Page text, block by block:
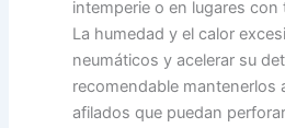
intemperie o en lugares
La humedad y el calor
neumáticos y acelerar su
recomendable mantenerlos
afilados que puedan